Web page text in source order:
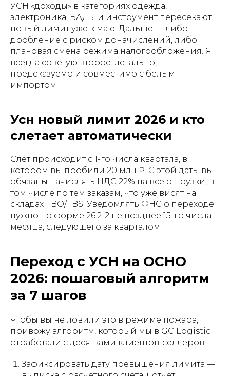
УСН «доходы» в категориях одежда,
электроника, БАДы и инструмент пересекают
новый лимит уже к маю. Дальше — либо
дробление с риском доначислений, либо
плановая смена режима налогообложения. Я
всегда советую второе: легально,
предсказуемо и совместимо с белым
импортом.
Усн новый лимит 2026 и кто
слетает автоматически
Слёт происходит с 1-го числа квартала, в
котором вы пробили 20 млн ₽. С этой даты вы
обязаны начислять НДС 22% на все отгрузки, в
том числе по тем заказам, что уже висят на
складах FBO/FBS. Уведомлять ФНС о переходе
нужно по форме 26.2-2 не позднее 15-го числа
месяца, следующего за кварталом.
Переход с УСН на ОСНО
2026: пошаговый алгоритм
за 7 шагов
Чтобы вы не ловили это в режиме пожара,
привожу алгоритм, который мы в GC Logistic
отработали с десятками клиентов-селлеров.
Зафиксировать дату превышения лимита —